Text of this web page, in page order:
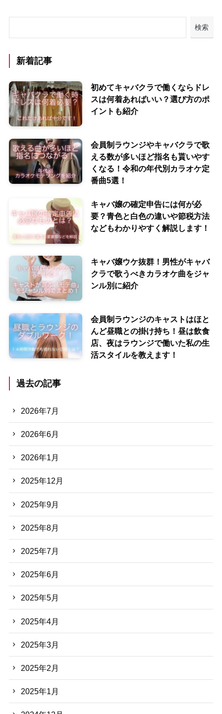
検索
新着記事
初めてキャバクラで働くならドレ
スは何着あればいい？選び方のポ
イントも紹介
会員制ラウンジやキャバクラで歌
える数が多いほど指名も貰いやす
くなる！令和の年代別カラオケ定
番曲5選！
キャバ嬢の確定申告には何が必
要？青色と白色の違いや節税方法
などもわかりやすく解説します！
キャバ嬢ウケ抜群！男性がキャバ
クラで歌うべきカラオケ曲をジャ
ンル別に紹介
会員制ラウンジのキャストはほと
んど昼職との掛け持ち！昼は飲食
店、夜はラウンジで働いた私の生
活スタイルを教えます！
過去の記事
2026年7月
2026年6月
2026年1月
2025年12月
2025年9月
2025年8月
2025年7月
2025年6月
2025年5月
2025年4月
2025年3月
2025年2月
2025年1月